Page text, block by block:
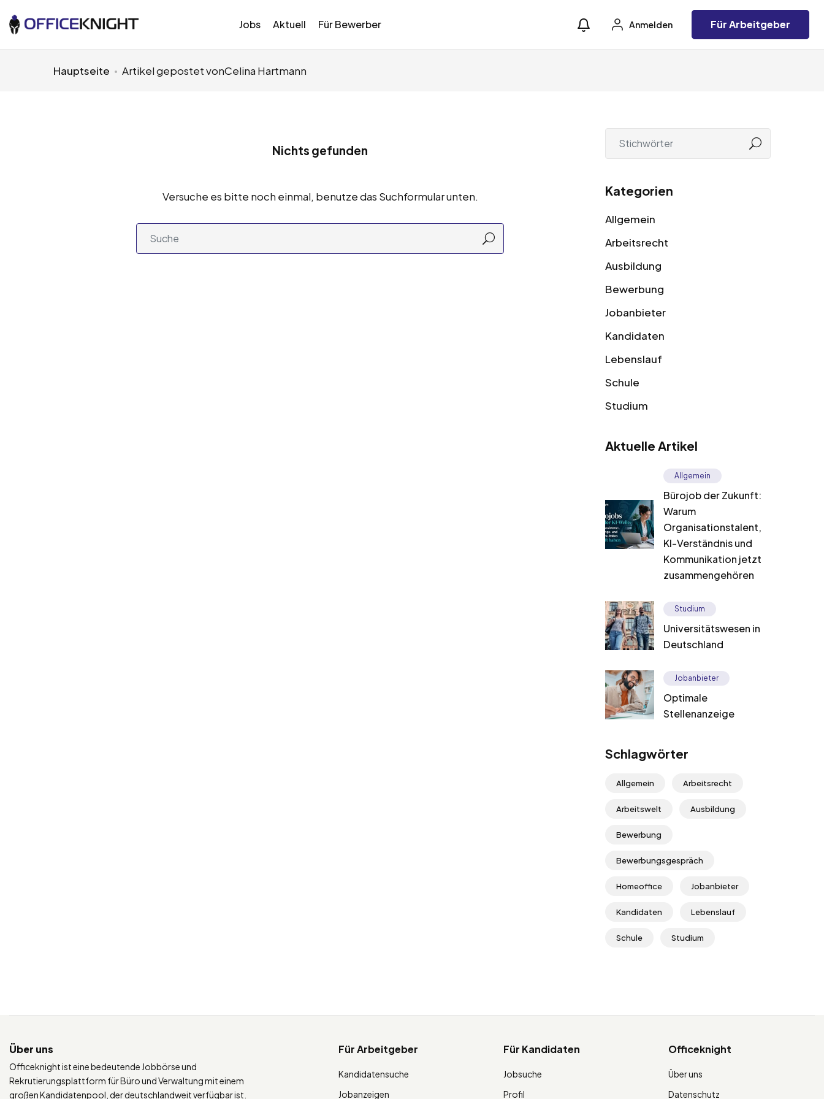
Jobs Aktuell Für Bewerber Anmelden Für Arbeitgeber
Hauptseite Artikel gepostet vonCelina Hartmann
Nichts gefunden
Versuche es bitte noch einmal, benutze das Suchformular unten. Kategorien
Allgemein
Arbeitsrecht
Ausbildung
Bewerbung
Jobanbieter
Kandidaten
Lebenslauf
Schule
Studium
Aktuelle Artikel
Allgemein
Bürojob der Zukunft:
Warum
Organisationstalent,
KI-Verständnis und
Kommunikation jetzt
zusammengehören
Studium
Universitätswesen in
Deutschland
Jobanbieter
Optimale
Stellenanzeige
Schlagwörter
Allgemein Arbeitsrecht
Arbeitswelt Ausbildung
Bewerbung
Bewerbungsgespräch
Homeoffice Jobanbieter
Kandidaten Lebenslauf
Schule Studium
Über uns
Officeknight ist eine bedeutende Jobbörse und
Rekrutierungsplattform für Büro und Verwaltung mit einem
großen Kandidatenpool, der deutschlandweit verfügbar ist.
Für Arbeitgeber
Kandidatensuche
Jobanzeigen
Für Kandidaten
Jobsuche
Profil
Officeknight
Über uns
Datenschutz